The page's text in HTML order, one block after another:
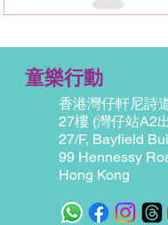
童樂行動
香港灣仔軒尼詩
27樓 (灣仔站A2
27/F, Bayfield
99 Hennessy
Hong Kong